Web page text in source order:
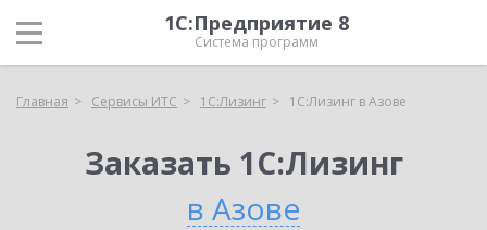
1С:Предприятие 8
Система программ
Главная Сервисы ИТС 1С:Лизинг 1С:Лизинг в Азове
Заказать 1С:Лизинг
в Азове